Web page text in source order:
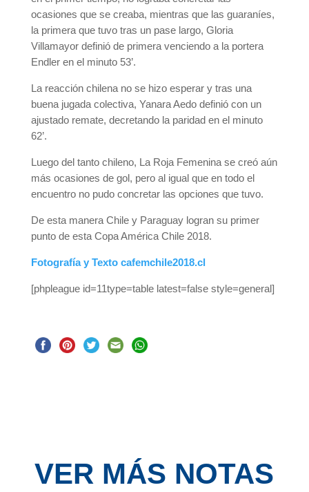
ocasiones que se creaba, mientras que las guaraníes,
la primera que tuvo tras un pase largo, Gloria
Villamayor definió de primera venciendo a la portera
Endler en el minuto 53’.
La reacción chilena no se hizo esperar y tras una
buena jugada colectiva, Yanara Aedo definió con un
ajustado remate, decretando la paridad en el minuto
62’.
Luego del tanto chileno, La Roja Femenina se creó aún
más ocasiones de gol, pero al igual que en todo el
encuentro no pudo concretar las opciones que tuvo.
De esta manera Chile y Paraguay logran su primer
punto de esta Copa América Chile 2018.
Fotografía y Texto cafemchile2018.cl
[phpleague id=11type=table latest=false style=general]
VER MÁS NOTAS